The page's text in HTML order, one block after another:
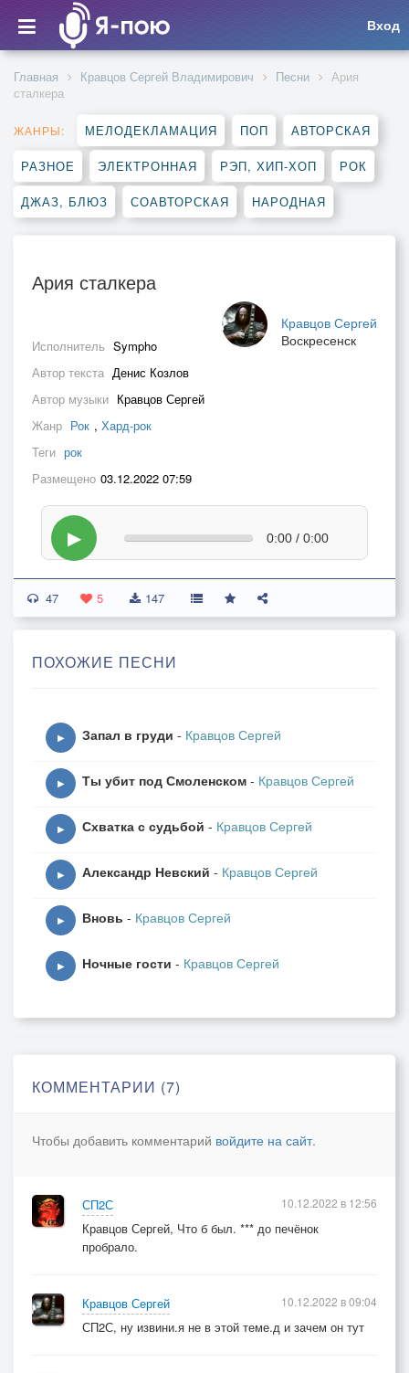
Вход
Главная Кравцов Сергей Владимирович Песни
Ария
сталкера
ЖАНРЫ: МЕЛОДЕКЛАМАЦИЯ ПОП АВТОРСКАЯ
РАЗНОЕ ЭЛЕКТРОННАЯ РЭП, ХИП-ХОП РОК
ДЖАЗ, БЛЮЗ СОАВТОРСКАЯ НАРОДНАЯ
Ария сталкера
Кравцов Сергей
Воскресенск
Исполнитель Sympho
Автор текста Денис Козлов
Автор музыки Кравцов Сергей
Жанр Рок , Хард-рок
Теги рок
Размещено 03.12.2022 07:59
▶ 0:00 / 0:00
47 5 147
ПОХОЖИЕ ПЕСНИ
▶ Запал в груди - Кравцов Сергей
▶ Ты убит под Смоленском - Кравцов Сергей
▶ Схватка с судьбой - Кравцов Сергей
▶ Александр Невский - Кравцов Сергей
▶ Вновь - Кравцов Сергей
▶ Ночные гости - Кравцов Сергей
КОММЕНТАРИИ (7)
Чтобы добавить комментарий войдите на сайт.
СП2С
Кравцов Сергей, Что б был. *** до печёнок
пробрало.
10.12.2022 в 12:56
Кравцов Сергей
СП2С, ну извини.я не в этой теме.д и зачем он тут
10.12.2022 в 09:04